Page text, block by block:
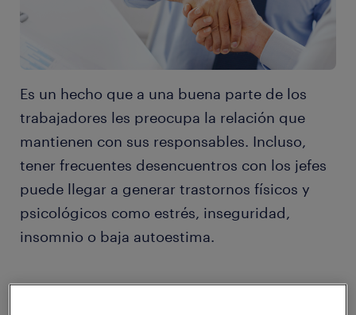
Es un hecho que a una buena parte de los
trabajadores les preocupa la relación que
mantienen con sus responsables. Incluso,
tener frecuentes desencuentros con los jefes
puede llegar a generar trastornos físicos y
psicológicos como estrés, inseguridad,
insomnio o baja autoestima.